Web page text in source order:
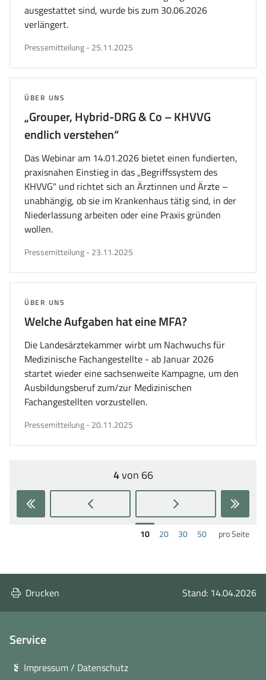
ausgestattet sind, wurde bis zum 30.06.2026
verlängert.
Pressemitteilungveröffentlicht
- 25.11.2025
„Grouper, Hybrid-DRG & Co – KHVVG
endlich verstehen“
THEMA:
ÜBER UNS
Das Webinar am 14.01.2026 bietet einen fundierten,
praxisnahen Einstieg in das „Begriffssystem des
KHVVG" und richtet sich an Ärztinnen und Ärzte –
unabhängig, ob sie im Krankenhaus tätig sind, in der
Niederlassung arbeiten oder eine Praxis gründen
wollen.
Pressemitteilungveröffentlicht
- 23.11.2025
Welche Aufgaben hat eineMFA?
THEMA:
ÜBER UNS
Die Landesärztekammer wirbt um Nachwuchs für
Medizinische Fachangestellte - ab Januar 2026
startet wieder eine sachsenweite Kampagne, um den
Ausbildungsberuf zum/zur Medizinischen
Fachangestellten vorzustellen.
Pressemitteilungveröffentlicht
- 20.11.2025
Zur
Zur
vorherigen
Seite:
4von 66
Zur
nächsten
Seite
Zur
letzten
Seite
10Ergebnisse
20Ergebnisse
30Ergebnisse
50Ergebnisse
pro Seite
Drucken Stand: 14.04.2026
Service
Impressum / Datenschutz